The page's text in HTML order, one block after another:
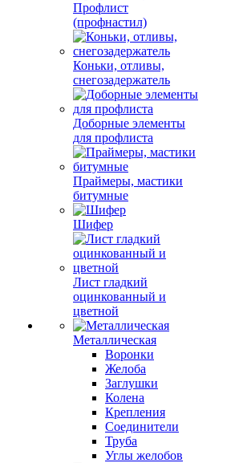
Профлист
(профнастил)
Коньки, отливы,
снегозадержатель
Доборные элементы
для профлиста
Праймеры, мастики
битумные
Шифер
Лист гладкий
оцинкованный и
цветной
Металлическая
Воронки
Желоба
Заглушки
Колена
Крепления
Соединители
Труба
Углы желобов